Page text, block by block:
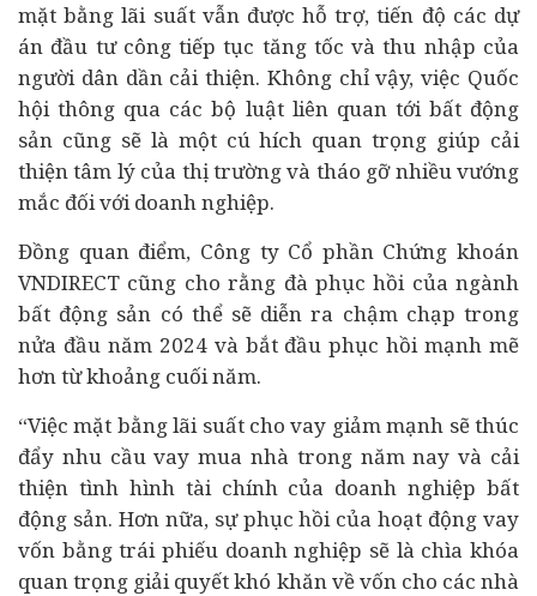
mặt bằng lãi suất vẫn được hỗ trợ, tiến độ các dự
án đầu tư công tiếp tục tăng tốc và thu nhập của
người dân dần cải thiện. Không chỉ vậy, việc Quốc
hội thông qua các bộ luật liên quan tới bất động
sản cũng sẽ là một cú hích quan trọng giúp cải
thiện tâm lý của thị trường và tháo gỡ nhiều vướng
mắc đối với doanh nghiệp.
Đồng quan điểm, Công ty Cổ phần Chứng khoán
VNDIRECT cũng cho rằng đà phục hồi của ngành
bất động sản có thể sẽ diễn ra chậm chạp trong
nửa đầu năm 2024 và bắt đầu phục hồi mạnh mẽ
hơn từ khoảng cuối năm.
“Việc mặt bằng lãi suất cho vay giảm mạnh sẽ thúc
đẩy nhu cầu vay mua nhà trong năm nay và cải
thiện tình hình tài chính của doanh nghiệp bất
động sản. Hơn nữa, sự phục hồi của hoạt động vay
vốn bằng trái phiếu doanh nghiệp sẽ là chìa khóa
quan trọng giải quyết khó khăn về vốn cho các nhà